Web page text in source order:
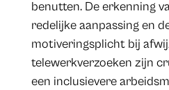
benutten. De erkenning
redelijke aanpassing en
motiveringsplicht bij
telewerkverzoeken zijn
een inclusievere